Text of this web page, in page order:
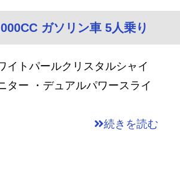
ガソリン車 5人乗り
イトパールクリスタルシャイ
ター ・デュアルパワースライ
続きを読む